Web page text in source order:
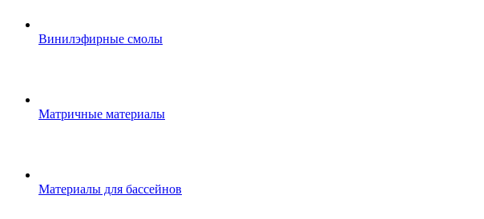
Винилэфирные смолы
Матричные материалы
Материалы для бассейнов